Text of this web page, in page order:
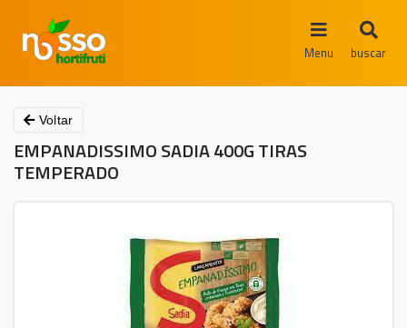
Menu buscar
Voltar
EMPANADISSIMO SADIA 400G TIRAS
TEMPERADO